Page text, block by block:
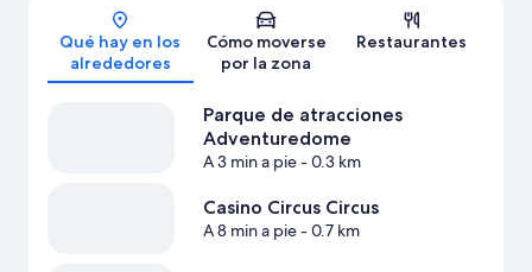
Mapa
Qué hay en los
alrededores
Cómo moverse
por la zona
Restaurantes
Parque de atracciones
Adventuredome
A 3 min a pie- 0.3 km
Casino Circus Circus
A 8 min a pie- 0.7 km